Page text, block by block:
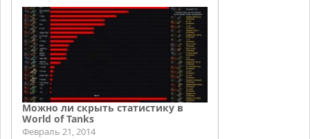
Можно ли скрыть статистику в
World of Tanks
Февраль 21, 2014